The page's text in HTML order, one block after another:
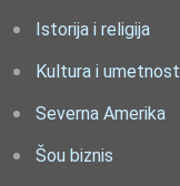
Istorija i religija
Kultura i umetnost
Severna Amerika
Šou biznis